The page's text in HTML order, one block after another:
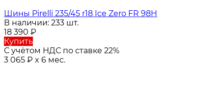
Шины Pirelli 235/45 r18 Ice Zero FR 98H
В наличии: 233 шт.
18 390 ₽
Купить
С учётом НДС по ставке 22%
3 065 ₽ x 6 мес.